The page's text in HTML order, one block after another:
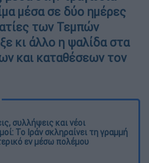
μέσα σε δύο ημέρες
των Τεμπών
κι άλλο η ψαλίδα στα
και καταθέσεων τον
συλλήψεις και νέοι
Το Ιράν σκληραίνει τη γραμμή
εν μέσω πολέμου